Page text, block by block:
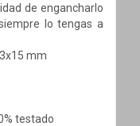
de engancharlo
lo tengas a
mm
testado